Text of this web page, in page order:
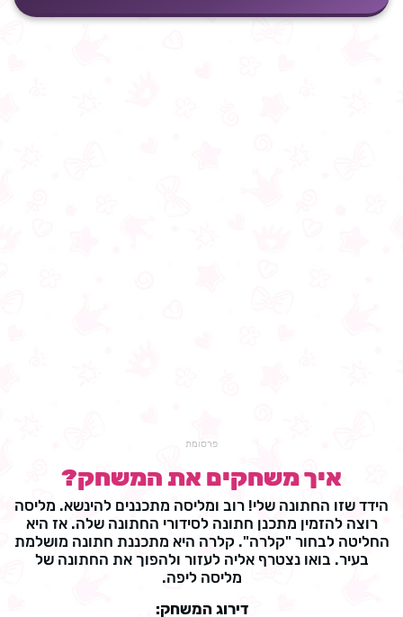
פרסומת
איך משחקים את המשחק?
הידד שזו החתונה שלי! רוב ומליסה מתכננים להינשא. מליסה
רוצה להזמין מתכנן חתונה לסידורי החתונה שלה. אז היא
החליטה לבחור "קלרה". קלרה היא מתכננת חתונה מושלמת
בעיר. בואו נצטרף אליה לעזור ולהפוך את החתונה של
מליסה ליפה.
דירוג המשחק: